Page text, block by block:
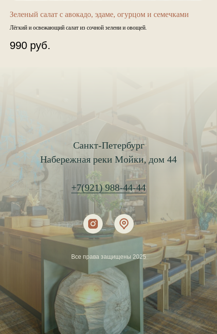
Зеленый салат с авокадо, эдаме, огурцом и семечками
Лёгкий и освежающий салат из сочной зелени и овощей.
990 руб.
Санкт-Петербург
Набережная реки Мойки, дом 44
+7(921) 988-44-44
Все права защищены 2025